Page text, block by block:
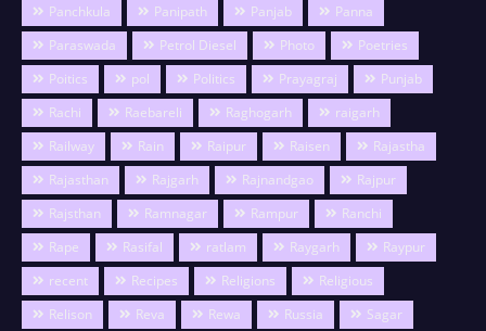
Panchkula
Panipath Panjab
Panna
Paraswada
Petrol Diesel Photo
Poetries
Poitics
pol Politics Prayagraj
Punjab
Rachi
Raebareli Raghogarh
raigarh
Railway
Rain Raipur Raisen
Rajastha
Rajasthan
Rajgarh Rajnandgao
Rajpur
Rajsthan
Ramnagar Rampur
Ranchi
Rape
Rasifal ratlam Raygarh
Raypur
recent
Recipes Religions
Religious
Relison
Reva Rewa Russia
Sagar